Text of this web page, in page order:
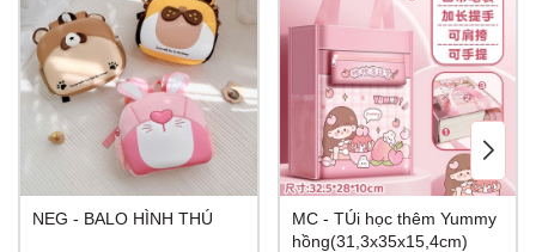
NEG - BALO HÌNH THÚ
MC - TÚi học thêm Yummy
hồng(31,3x35x15,4cm)